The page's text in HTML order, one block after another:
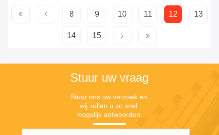
8 9 10 11 12 13
14 15
Stuur uw vraag
Stuur ons uw verzoek en
wij zullen u zo snel
mogelijk antwoorden.